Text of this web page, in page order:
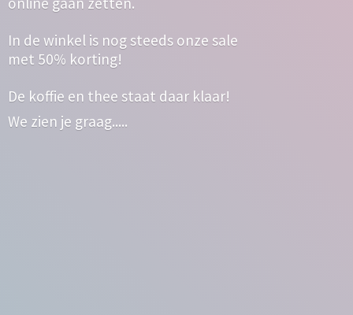
In de winkel is nog steeds onze sale
met 50% korting!
De koffie en thee staat daar klaar!
We zien je graag.....